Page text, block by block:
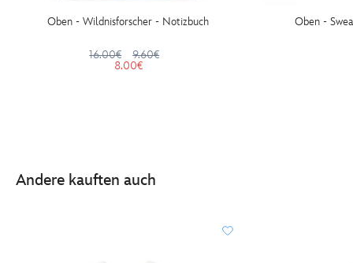
Oben - Wildnisforscher - Notizbuch
16.00€
9.60€
8.00€
Oben -
Andere kauften auch